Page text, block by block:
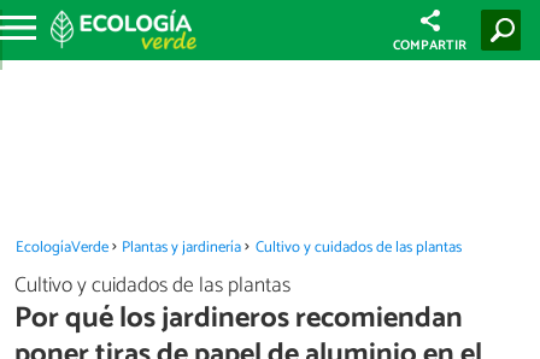
COMPARTIR
EcologíaVerde Plantas y jardinería Cultivo y cuidados de las plantas
Cultivo y cuidados de las plantas
Por qué los jardineros recomiendan